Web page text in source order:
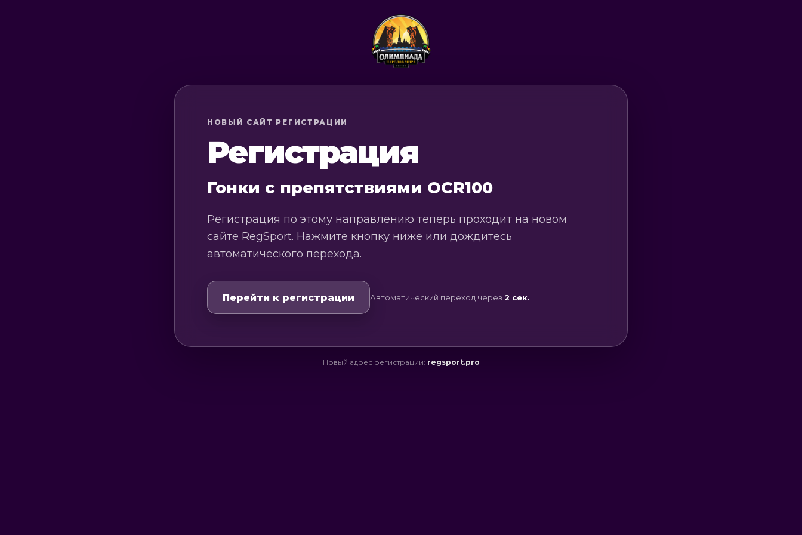
НОВЫЙ САЙТ РЕГИСТРАЦИИ
Регистрация
Гонки с препятствиями OCR100
Регистрация по этому направлению теперь проходит на новом
сайте RegSport. Нажмите кнопку ниже или дождитесь
автоматического перехода.
Перейти к регистрации Автоматический переход через 2 сек.
Новый адрес регистрации: regsport.pro